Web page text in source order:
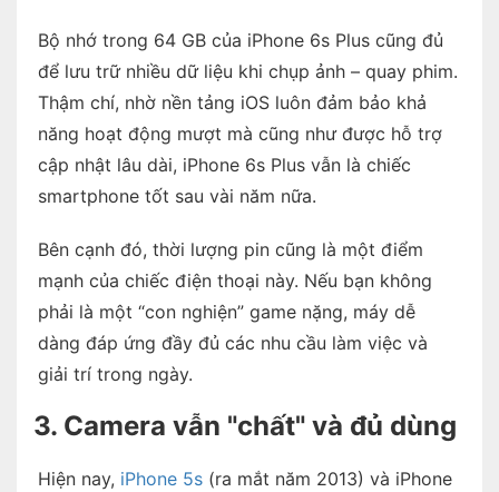
Bộ nhớ trong 64 GB của iPhone 6s Plus cũng đủ
để lưu trữ nhiều dữ liệu khi chụp ảnh – quay phim.
Thậm chí, nhờ nền tảng iOS luôn đảm bảo khả
năng hoạt động mượt mà cũng như được hỗ trợ
cập nhật lâu dài, iPhone 6s Plus vẫn là chiếc
smartphone tốt sau vài năm nữa.
Bên cạnh đó, thời lượng pin cũng là một điểm
mạnh của chiếc điện thoại này. Nếu bạn không
phải là một “con nghiện” game nặng, máy dễ
dàng đáp ứng đầy đủ các nhu cầu làm việc và
giải trí trong ngày.
3. Camera vẫn "chất" và đủ dùng
Hiện nay, iPhone 5s(ra mắt năm 2013) và iPhone